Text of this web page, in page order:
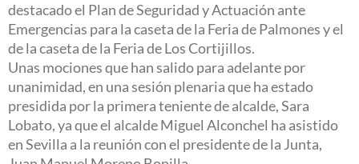
destacado el Plan de Seguridad y Actuación ante
Emergencias para la caseta de la Feria de Palmones y el
de la caseta de la Feria de Los Cortijillos.
Unas mociones que han salido para adelante por
unanimidad, en una sesión plenaria que ha estado
presidida por la primera teniente de alcalde, Sara
Lobato, ya que el alcalde Miguel Alconchel ha asistido
en Sevilla a la reunión con el presidente de la Junta,